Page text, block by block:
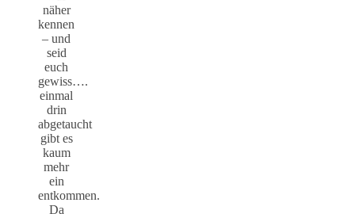
näher
kennen
– und
seid
euch
gewiss….
einmal
drin
abgetaucht
gibt es
kaum
mehr
ein
entkommen.
Da